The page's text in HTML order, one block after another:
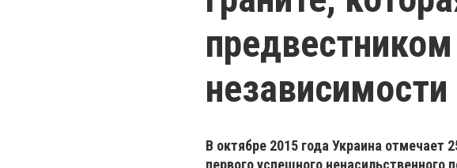
В октябре 2015 года Украина отмечает
первого успешного ненасильственного